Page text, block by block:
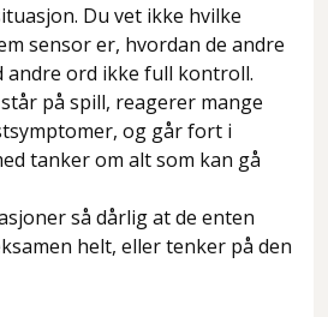
Du vet ikke hvilke
sensor er, hvordan de andre
andre ord ikke full kontroll.
på spill, reagerer mange
og går fort i
tanker om alt som kan gå
så dårlig at de enten
helt, eller tenker på den